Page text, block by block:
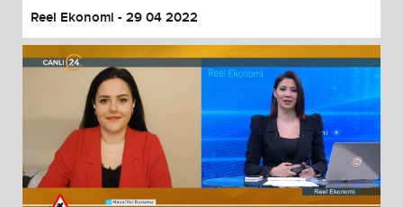
Reel Ekonomi - 29 04 2022